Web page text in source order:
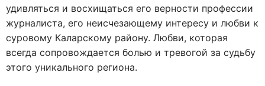
удивляться и восхищаться его верности профессии
журналиста, его неисчезающему интересу и любви к
суровому Каларскому району. Любви, которая
всегда сопровождается болью и тревогой за судьбу
этого уникального региона.